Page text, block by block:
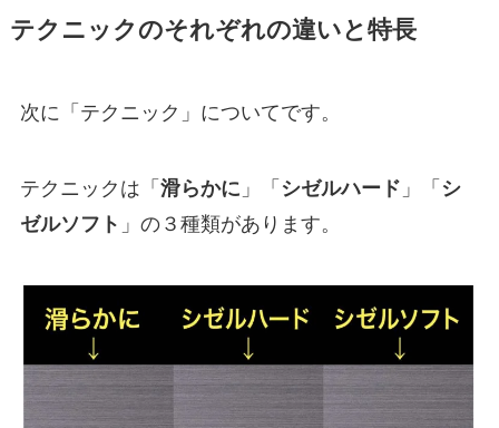
テクニックのそれぞれの違いと特長
次に「テクニック」についてです。
テクニックは「 滑らかに 」「 シゼルハード 」「 シ
ゼルソフト 」の３種類があります。